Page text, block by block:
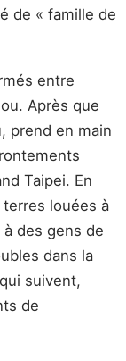
de « famille de
entre
Après que
prend en main
Taipei. En
terres louées à
des gens de
dans la
suivent,
de